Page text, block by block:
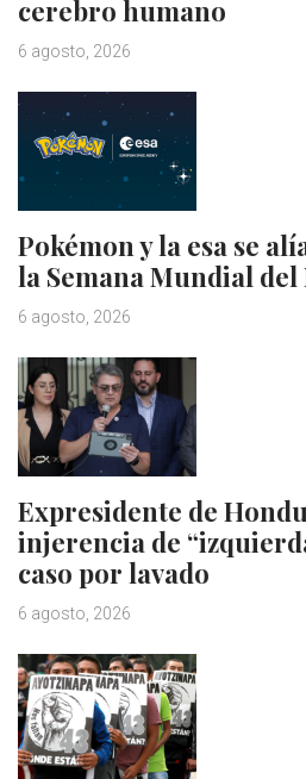
cerebro humano
6 agosto, 2026
Pokémon y la esa se
la Semana Mundial
6 agosto, 2026
Expresidente de
injerencia de
caso por lavado
6 agosto, 2026